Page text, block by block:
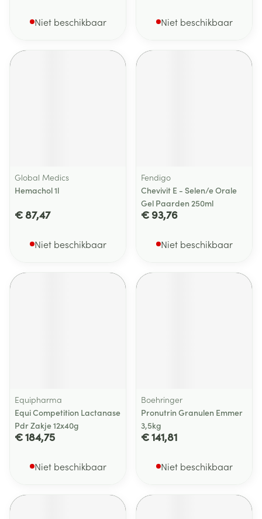
Niet beschikbaar Niet beschikbaar
Global Medics
Hemachol 1l
€ 87,47
Niet beschikbaar
Fendigo
Chevivit E - Selen/e Orale
Gel Paarden 250ml
€ 93,76
Niet beschikbaar
Equipharma
Equi Competition Lactanase
Pdr Zakje 12x40g
€ 184,75
Niet beschikbaar
Boehringer
Pronutrin Granulen Emmer
3,5kg
€ 141,81
Niet beschikbaar